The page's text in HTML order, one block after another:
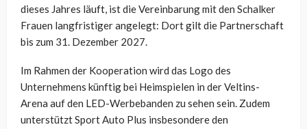
dieses Jahres läuft, ist die Vereinbarung mit den Schalker
Frauen langfristiger angelegt: Dort gilt die Partnerschaft
bis zum 31. Dezember 2027.
Im Rahmen der Kooperation wird das Logo des
Unternehmens künftig bei Heimspielen in der Veltins-
Arena auf den LED-Werbebanden zu sehen sein. Zudem
unterstützt Sport Auto Plus insbesondere den